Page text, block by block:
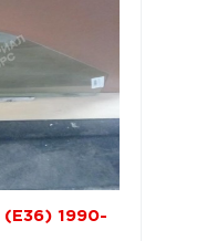
(E36) 1990-